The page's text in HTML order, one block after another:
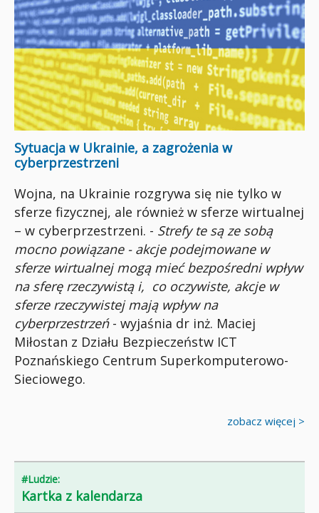
Sytuacja w Ukrainie, a zagrożenia w
cyberprzestrzeni
Wojna, na Ukrainie rozgrywa się nie tylko w
sferze fizycznej, ale również w sferze wirtualnej
– w cyberprzestrzeni. - Strefy te są ze sobą
mocno powiązane - akcje podejmowane w
sferze wirtualnej mogą mieć bezpośredni wpływ
na sferę rzeczywistą i, co oczywiste, akcje w
sferze rzeczywistej mają wpływ na
cyberprzestrzeń- wyjaśnia dr inż. Maciej
Miłostan z Działu Bezpieczeństw ICT
Poznańskiego Centrum Superkomputerowo-
Sieciowego.
zobacz więcej >
#Ludzie:
Kartka z kalendarza